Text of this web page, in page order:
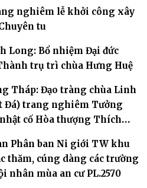
nghiêm lễ khởi công xây
tu
Long: Bổ nhiệm Đại đức
trụ trì chùa Hưng Huệ
Tháp: Đạo tràng chùa Linh
Đá) trang nghiêm Tưởng
cố Hòa thượng Thích
Phân ban Ni giới TW khu
thăm, cúng dàng các trường
nhân mùa an cư PL.2570